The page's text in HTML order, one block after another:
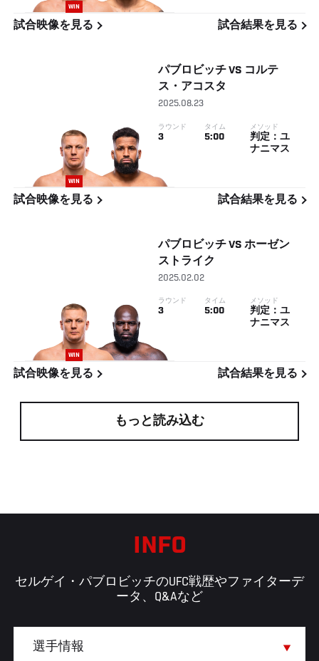
WIN
試合映像を見る 試合結果を見る
WIN
パブロビッチ VS コルテ
ス・アコスタ
2025.08.23
ラウンド
3
タイム
5:00
メソッド
判定：ユ
ナニマス
試合映像を見る 試合結果を見る
WIN
パブロビッチ VS ホーゼン
ストライク
2025.02.02
ラウンド
3
タイム
5:00
メソッド
判定：ユ
ナニマス
試合映像を見る 試合結果を見る
もっと読み込む
INFO
セルゲイ・パブロビッチのUFC戦歴やファイターデ
ータ、Q&Aなど